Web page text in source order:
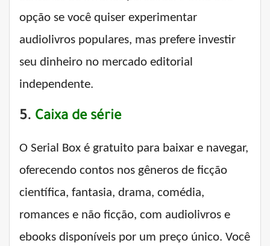
opção se você quiser experimentar
audiolivros populares, mas prefere investir
seu dinheiro no mercado editorial
independente.
5. Caixa de série
O Serial Box é gratuito para baixar e navegar,
oferecendo contos nos gêneros de ficção
científica, fantasia, drama, comédia,
romances e não ficção, com audiolivros e
ebooks disponíveis por um preço único. Você